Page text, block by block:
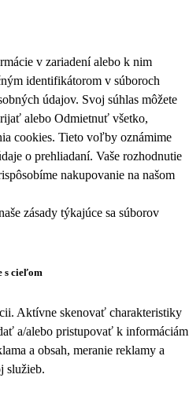
v zariadení alebo k nim
identifikátorom v súboroch
údajov. Svoj súhlas môžete
alebo Odmietnuť všetko,
cookies. Tieto voľby oznámime
o prehliadaní. Vaše rozhodnutie
nakupovanie na našom
zásady týkajúce sa súborov
s cieľom
Aktívne skenovať charakteristiky
a/alebo pristupovať k informáciám
a obsah, meranie reklamy a
služieb.